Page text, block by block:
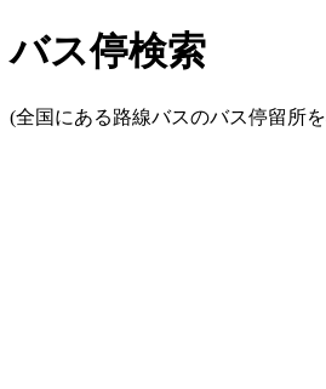
バス停検索
(全国にある路線バスのバス停留所